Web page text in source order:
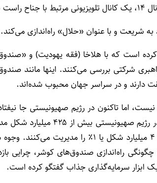
بود.
شریعت و با عنوان «حلال» راه‌اندازی می‌کند.
است که با هلاخا (فقه یهودیت) و
شرکتی بررسی می‌کنند. اینها مانند
نیست، اما تاکنون در رژیم صهیونیستی جا
راه‌اندازی صندوق‌های کوشر، چرایی
ابزار سرمایه‌گذاری جذاب گفتگو کرده است.